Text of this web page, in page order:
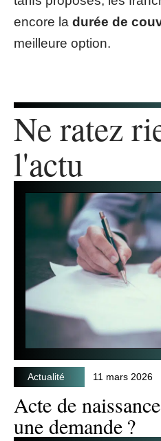
encore la durée de
meilleure option.
Ne ratez
l'actu
Actualité 11 mars 2026
Acte de
une demande ?